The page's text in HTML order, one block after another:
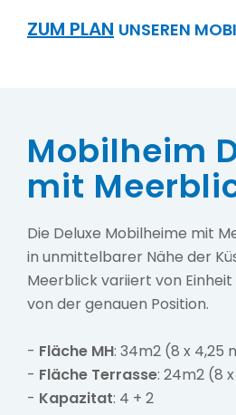
ZUM PLAN UNSEREN
Mobilheim
mit
Die Deluxe Mobilheime mit
in unmittelbarer Nähe der
Meerblick variiert von Einheit
von der genauen Position.
- Fläche MH: 34m2 (8 x 4,25
- Fläche Terrasse: 24m2 (8
- Kapazitat: 4 + 2